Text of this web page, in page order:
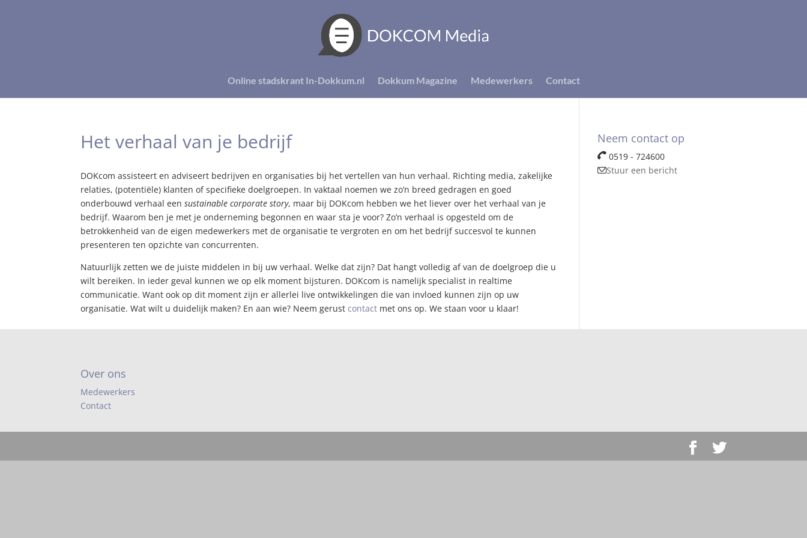
Online stadskrant In-Dokkum.nl Dokkum Magazine Medewerkers Contact
Het verhaal van je bedrijf
DOKcom assisteert en adviseert bedrijven en organisaties bij het vertellen van hun verhaal. Richting media, zakelijke
relaties, (potentiële) klanten of specifieke doelgroepen. In vaktaal noemen we zo’n breed gedragen en goed
onderbouwd verhaal eensustainable corporate story, maar bij DOKcom hebben we het liever over het verhaal van je
bedrijf. Waarom ben je met je onderneming begonnen en waar sta je voor? Zo’n verhaal is opgesteld om de
betrokkenheid van de eigen medewerkers met de organisatie te vergroten en om het bedrijf succesvol te kunnen
presenteren ten opzichte van concurrenten.
Natuurlijk zetten we de juiste middelen in bij uw verhaal. Welke dat zijn? Dat hangt volledig af van de doelgroep die u
wilt bereiken. In ieder geval kunnen we op elk moment bijsturen. DOKcom is namelijk specialist in realtime
communicatie. Want ook op dit moment zijn er allerlei live ontwikkelingen die van invloed kunnen zijn op uw
organisatie. Wat wilt u duidelijk maken? En aan wie? Neem gerustcontact met ons op. We staan voor u klaar!
Neem contact op
0519 - 724600
Stuur een bericht
Over ons
Medewerkers
Contact